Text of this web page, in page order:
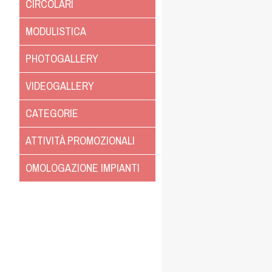
CIRCOLARI
MODULISTICA
PHOTOGALLERY
VIDEOGALLERY
CATEGORIE
ATTIVITÀ PROMOZIONALI
OMOLOGAZIONE IMPIANTI